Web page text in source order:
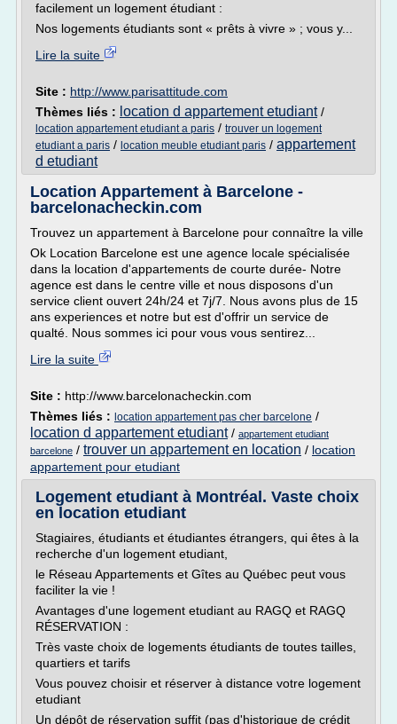
facilement un logement étudiant :
Nos logements étudiants sont « prêts à vivre » ; vous y...
Lire la suite
Site : http://www.parisattitude.com
Thèmes liés : location d appartement etudiant/
location appartement etudiant a paris / trouver un logement
etudiant a paris / location meuble etudiant paris / appartement
d etudiant
Location Appartement à Barcelone -
barcelonacheckin.com
Trouvez un appartement à Barcelone pour connaître la ville
Ok Location Barcelone est une agence locale spécialisée
dans la location d'appartements de courte durée- Notre
agence est dans le centre ville et nous disposons d'un
service client ouvert 24h/24 et 7j/7. Nous avons plus de 15
ans experiences et notre but est d'offrir un service de
qualté. Nous sommes ici pour vous vous sentirez...
Lire la suite
Site : http://www.barcelonacheckin.com
Thèmes liés : location appartement pas cher barcelone /
location d appartement etudiant/ appartement etudiant
barcelone / trouver un appartement en location / location
appartement pour etudiant
Logement etudiant à Montréal. Vaste choix
en location etudiant
Stagiaires, étudiants et étudiantes étrangers, qui êtes à la
recherche d'un logement etudiant,
le Réseau Appartements et Gîtes au Québec peut vous
faciliter la vie !
Avantages d'une logement etudiant au RAGQ et RAGQ
RÉSERVATION :
Très vaste choix de logements étudiants de toutes tailles,
quartiers et tarifs
Vous pouvez choisir et réserver à distance votre logement
etudiant
Un dépôt de réservation suffit (pas d'historique de crédit